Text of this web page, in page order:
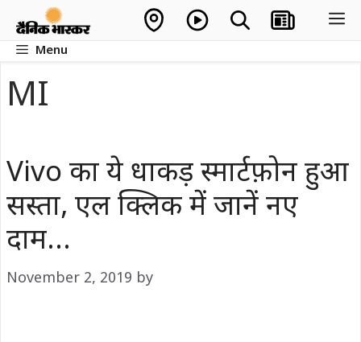
contentMenu
MI
Vivo का ये धाकड़ स्मार्टफ़ोन हुआ
सस्ता, एल क्लिक में जानें नए
दाम…
November 2, 2019 by